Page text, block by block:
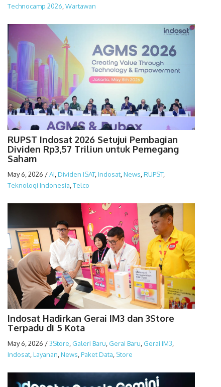
Technocamp 2026,Wartawan
RUPST Indosat 2026 Setujui Pembagian
Dividen Rp3,57 Triliun untuk Pemegang
Saham
May 6, 2026 /AI Dividen ISAT, Indosat, News RUPST,
Teknologi Indonesia Telco
Indosat Hadirkan Gerai IM3 dan 3Store
Terpadu di 5 Kota
May 6, 2026 /3Store Galeri Baru Gerai Baru Gerai IM3
Indosat, Layanan News Paket Data Store